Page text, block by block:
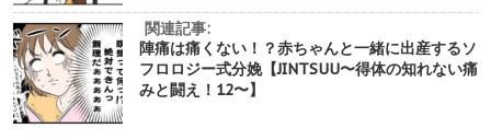
関連記事:
陣痛は痛くない！？赤ちゃんと一緒に出産するソ
フロロジー式分娩【JINTSUU〜得体の知れない痛
みと闘え！12〜】